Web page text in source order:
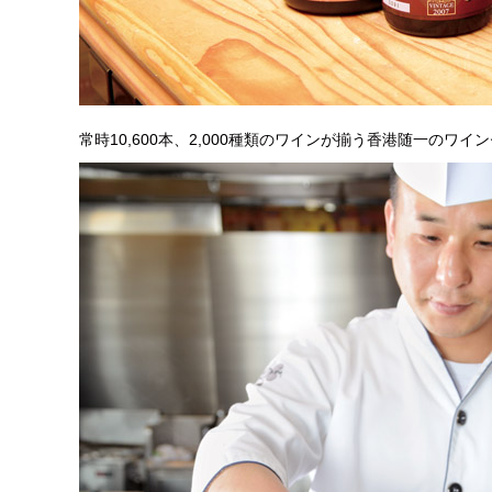
常時10,600本、2,000種類のワインが揃う香港随一のワイ